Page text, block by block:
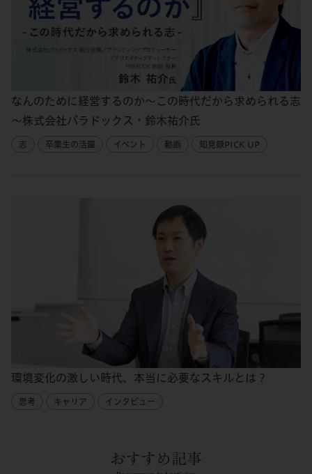
なんのために経営するのか～この時代だから求められる志
～株式会社パラドックス・鈴木祐介氏
志 卒業生の活躍 イベント 動画 知見録PICK UP
環境変化の激しい時代、本当に必要なスキルとは？
思考 キャリア インタビュー
おすすめ記事